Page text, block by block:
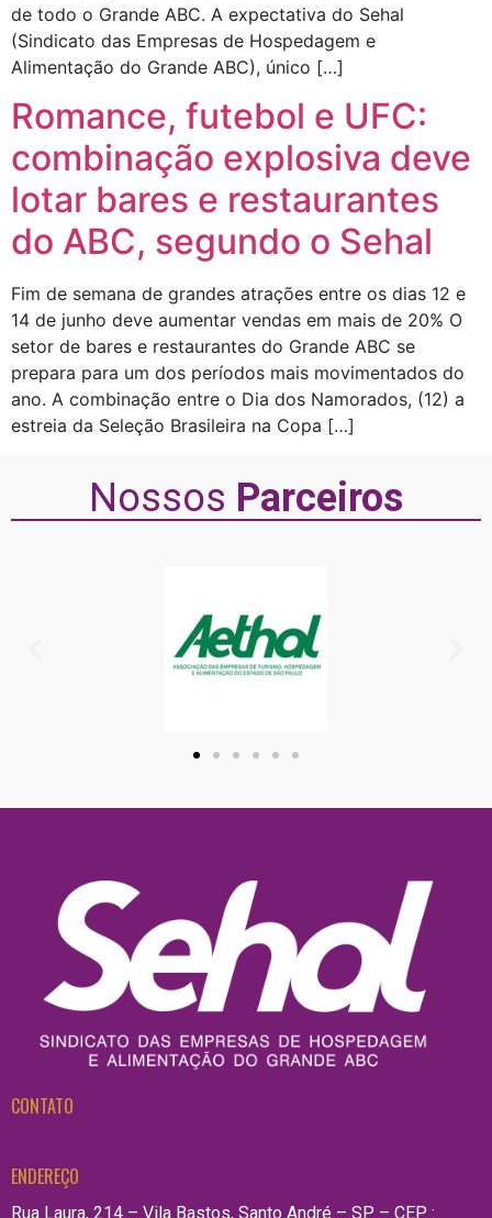
de todo o Grande ABC. A expectativa do Sehal
(Sindicato das Empresas de Hospedagem e
Alimentação do Grande ABC), único […]
Romance, futebol e UFC:
combinação explosiva deve
lotar bares e restaurantes
do ABC, segundo o Sehal
Fim de semana de grandes atrações entre os dias 12 e
14 de junho deve aumentar vendas em mais de 20% O
setor de bares e restaurantes do Grande ABC se
prepara para um dos períodos mais movimentados do
ano. A combinação entre o Dia dos Namorados, (12) a
estreia da Seleção Brasileira na Copa […]
Nossos Parceiros
CONTATO
ENDEREÇO
Rua Laura, 214 – Vila Bastos, Santo André – SP – CEP :